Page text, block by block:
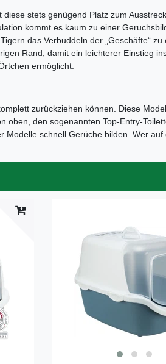
stets genügend Platz zum
kommt es kaum zu einer
das Verbuddeln der „Geschäfte“
Rand, damit ein leichterer Einstieg
ermöglicht.
zurückziehen können. Diese
den sogenannten Top-Entry-
schnell Gerüche bilden. Wer